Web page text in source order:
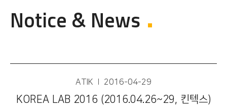
Notice & News
ATIK 2016-04-29
KOREA LAB 2016 (2016.04.26~29, 킨텍스)